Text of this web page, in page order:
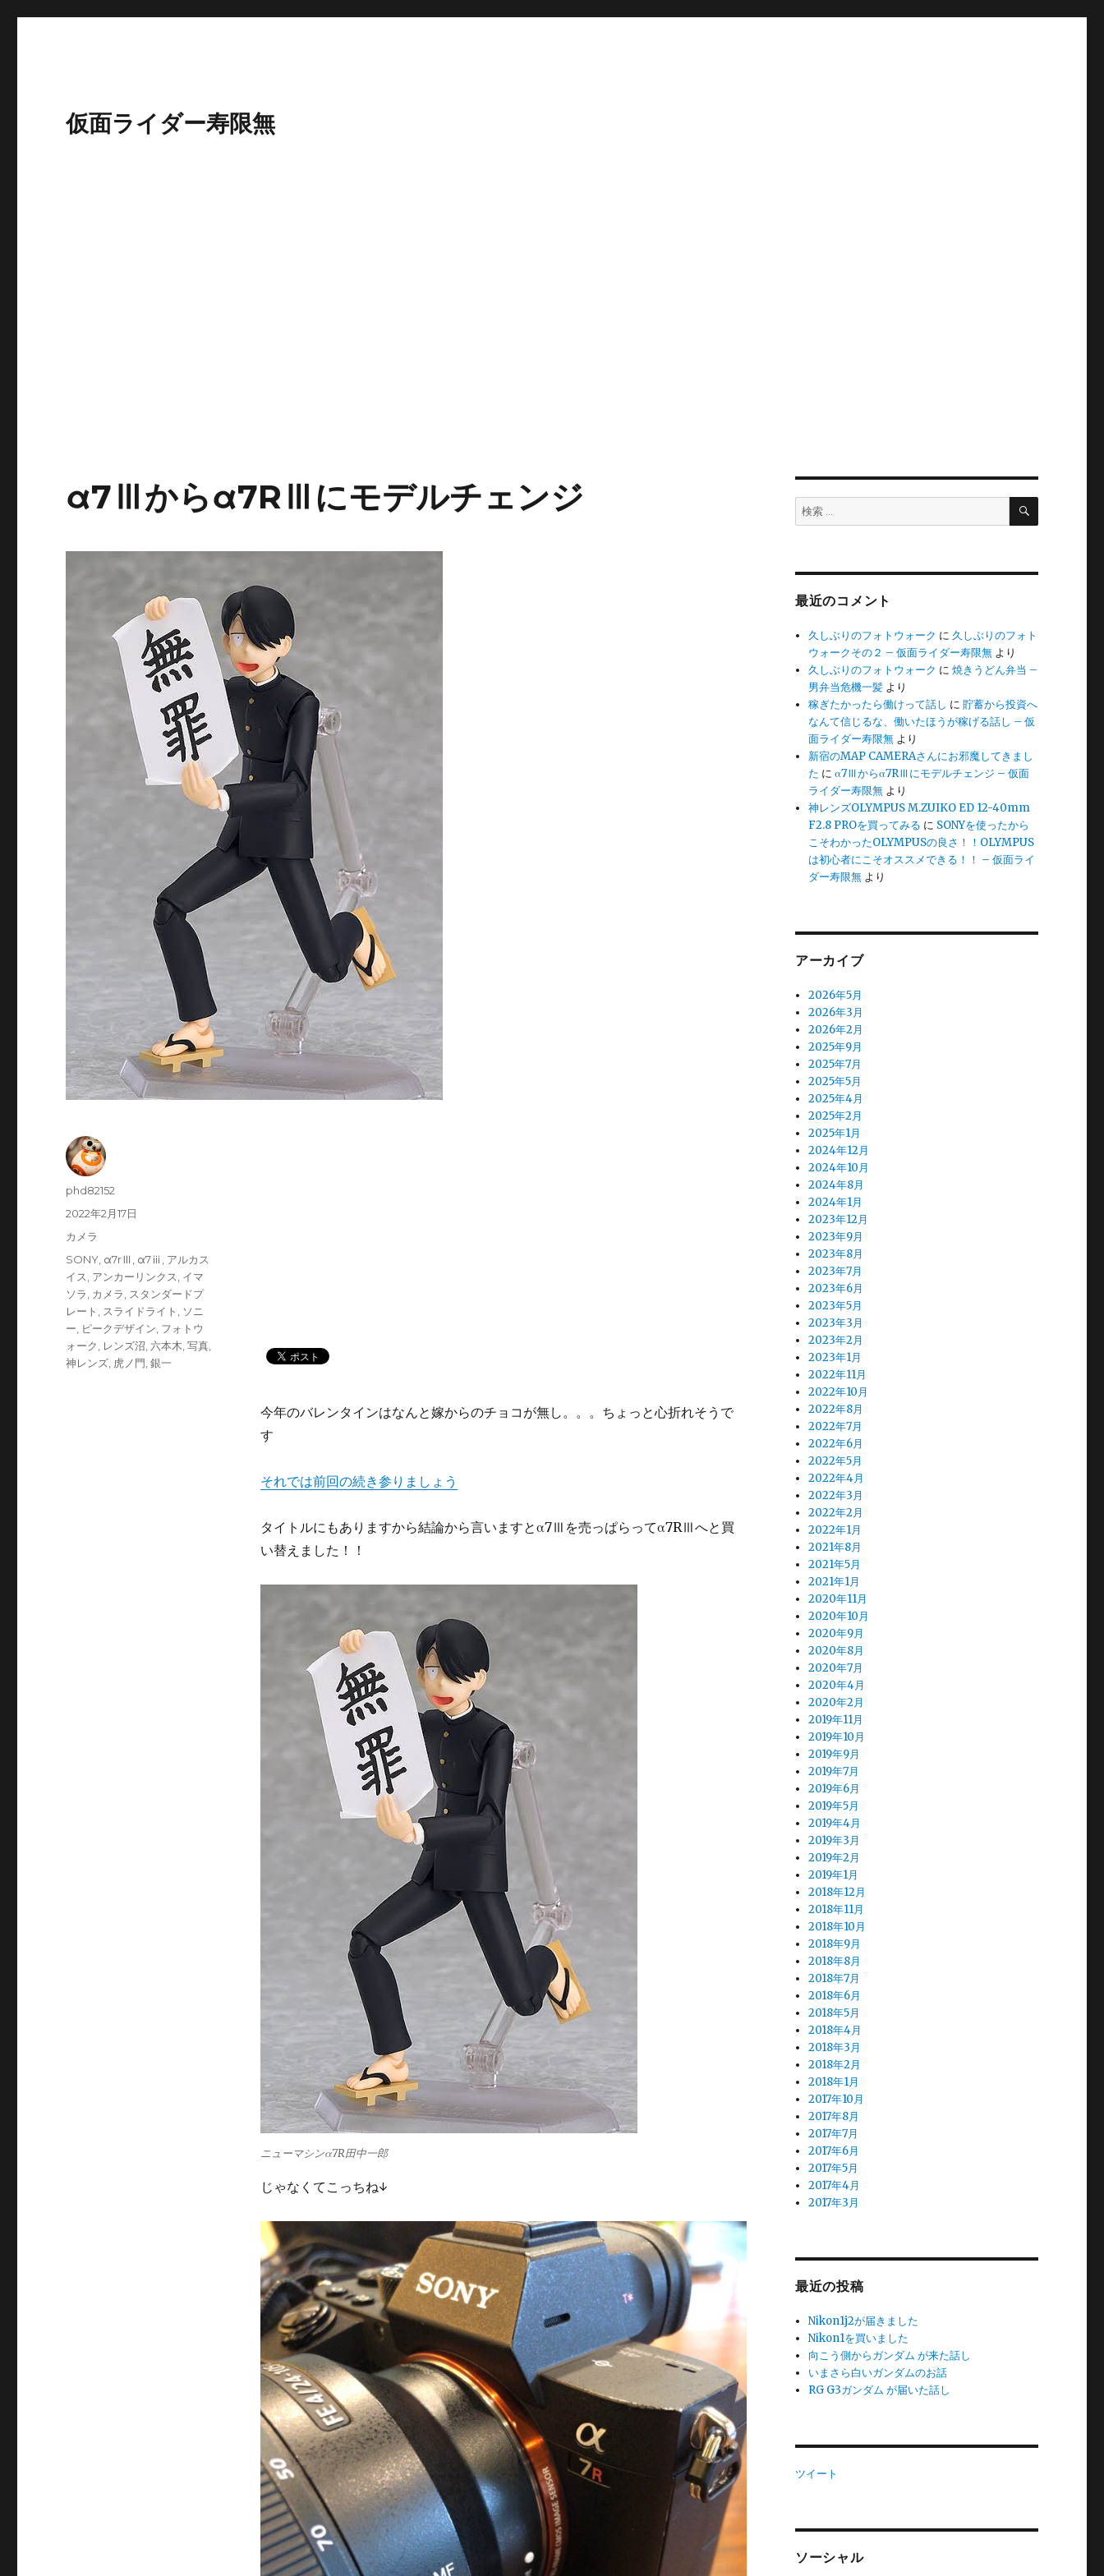
仮面ライダー寿限無
α7Ⅲからα7RⅢにモデルチェンジ
今年のバレンタインはなんと嫁からのチョコが無し。。。ちょっと心折れそうで
す
それでは前回の続き参りましょう
タイトルにもありますから結論から言いますとα7Ⅲを売っぱらってα7RⅢへと買
い替えました！！
ニューマシンα7R田中一郎
じゃなくてこっちね↓
投
phd82152
投
2022年2月17日
カ
ゴ
カメラ
タ
グ
SONY α7rⅢ α7ⅲ
アルカス
イス アンカーリンクス イマ
ソラ
カメラ
スタンダードプ
レート
スライドライト
ソニ
ー ピークデザイン フォトウ
ォーク
レンズ沼 六本木 ,写真
神レンズ 虎ノ門 ,銀一
検
索:
検
最近のコメント
久しぶりのフォトウォーク に 久しぶりのフォト
ウォークその２ – 仮面ライダー寿限無 より
久しぶりのフォトウォーク に焼きうどん弁当 –
男弁当危機一髪 より
稼ぎたかったら働けって話し に貯蓄から投資へ
なんて信じるな、働いたほうが稼げる話し – 仮
面ライダー寿限無 より
新宿のMAP CAMERAさんにお邪魔してきまし
た にα7Ⅲからα7RⅢにモデルチェンジ – 仮面
ライダー寿限無 より
神レンズOLYMPUS M.ZUIKO ED 12-40mm
F2.8 PROを買ってみる に SONYを使ったから
こそわかったOLYMPUSの良さ！！OLYMPUS
は初心者にこそオススメできる！！ – 仮面ライ
ダー寿限無 より
アーカイブ
2026年5月
2026年3月
2026年2月
2025年9月
2025年7月
2025年5月
2025年4月
2025年2月
2025年1月
2024年12月
2024年10月
2024年8月
2024年1月
2023年12月
2023年9月
2023年8月
2023年7月
2023年6月
2023年5月
2023年3月
2023年2月
2023年1月
2022年11月
2022年10月
2022年8月
2022年7月
2022年6月
2022年5月
2022年4月
2022年3月
2022年2月
2022年1月
2021年8月
2021年5月
2021年1月
2020年11月
2020年10月
2020年9月
2020年8月
2020年7月
2020年4月
2020年2月
2019年11月
2019年10月
2019年9月
2019年7月
2019年6月
2019年5月
2019年4月
2019年3月
2019年2月
2019年1月
2018年12月
2018年11月
2018年10月
2018年9月
2018年8月
2018年7月
2018年6月
2018年5月
2018年4月
2018年3月
2018年2月
2018年1月
2017年10月
2017年8月
2017年7月
2017年6月
2017年5月
2017年4月
2017年3月
最近の投稿
Nikon1j2が届きました
Nikon1を買いました
向こう側からガンダム が来た話し
いまさら白いガンダムのお話
RG G3ガンダム が届いた話し
ツイート
ソーシャル